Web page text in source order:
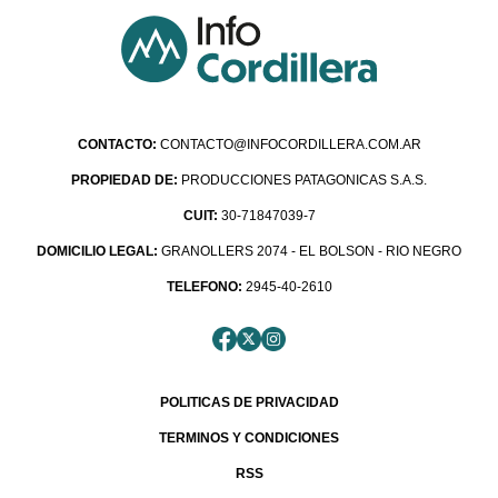
CONTACTO: CONTACTO@INFOCORDILLERA.COM.AR
PROPIEDAD DE: PRODUCCIONES PATAGONICAS S.A.S.
CUIT: 30-71847039-7
DOMICILIO LEGAL: GRANOLLERS 2074 - EL BOLSON - RIO NEGRO
TELEFONO: 2945-40-2610
POLITICAS DE PRIVACIDAD
TERMINOS Y CONDICIONES
RSS